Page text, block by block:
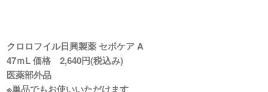
クロロフイル日興製薬 セボケア A
47ｍL 価格 2,640円(税込み)
医薬部外品
※単品でもお使いいただけます